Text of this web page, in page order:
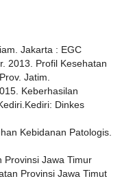
Jakarta : EGC
2013. Profil Kesehatan
Jatim.
Keberhasilan
Dinkes
Kebidanan Patologis.
Provinsi Jawa Timur
Provinsi Jawa Timut